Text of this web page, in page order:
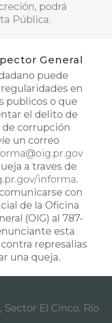
podrá
Pública.
General
puede
en
publicos o que
el delito de
corrupción
un correo
a traves de
informa.
con
de la Oficina
(OIG) al 787-
esta
represalias
una queja.
Sector El Cinco, Río